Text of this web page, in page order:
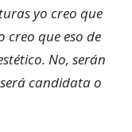
yo creo que
que eso de
No, serán
candidata o